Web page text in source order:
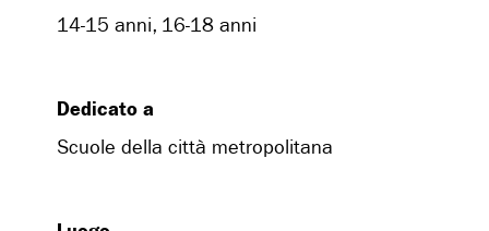
14-15 anni, 16-18 anni
Dedicato a
Scuole della città metropolitana